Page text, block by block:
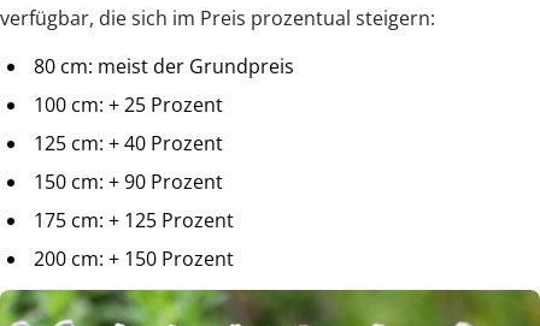
verfügbar, die sich im Preis prozentual steigern:
80 cm: meist der Grundpreis
100 cm: + 25 Prozent
125 cm: + 40 Prozent
150 cm: + 90 Prozent
175 cm: + 125 Prozent
200 cm: + 150 Prozent